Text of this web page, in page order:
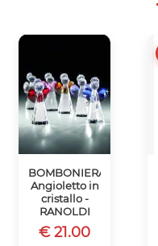
BOMBONIERA
Angioletto in
cristallo -
RANOLDI
€ 21.00